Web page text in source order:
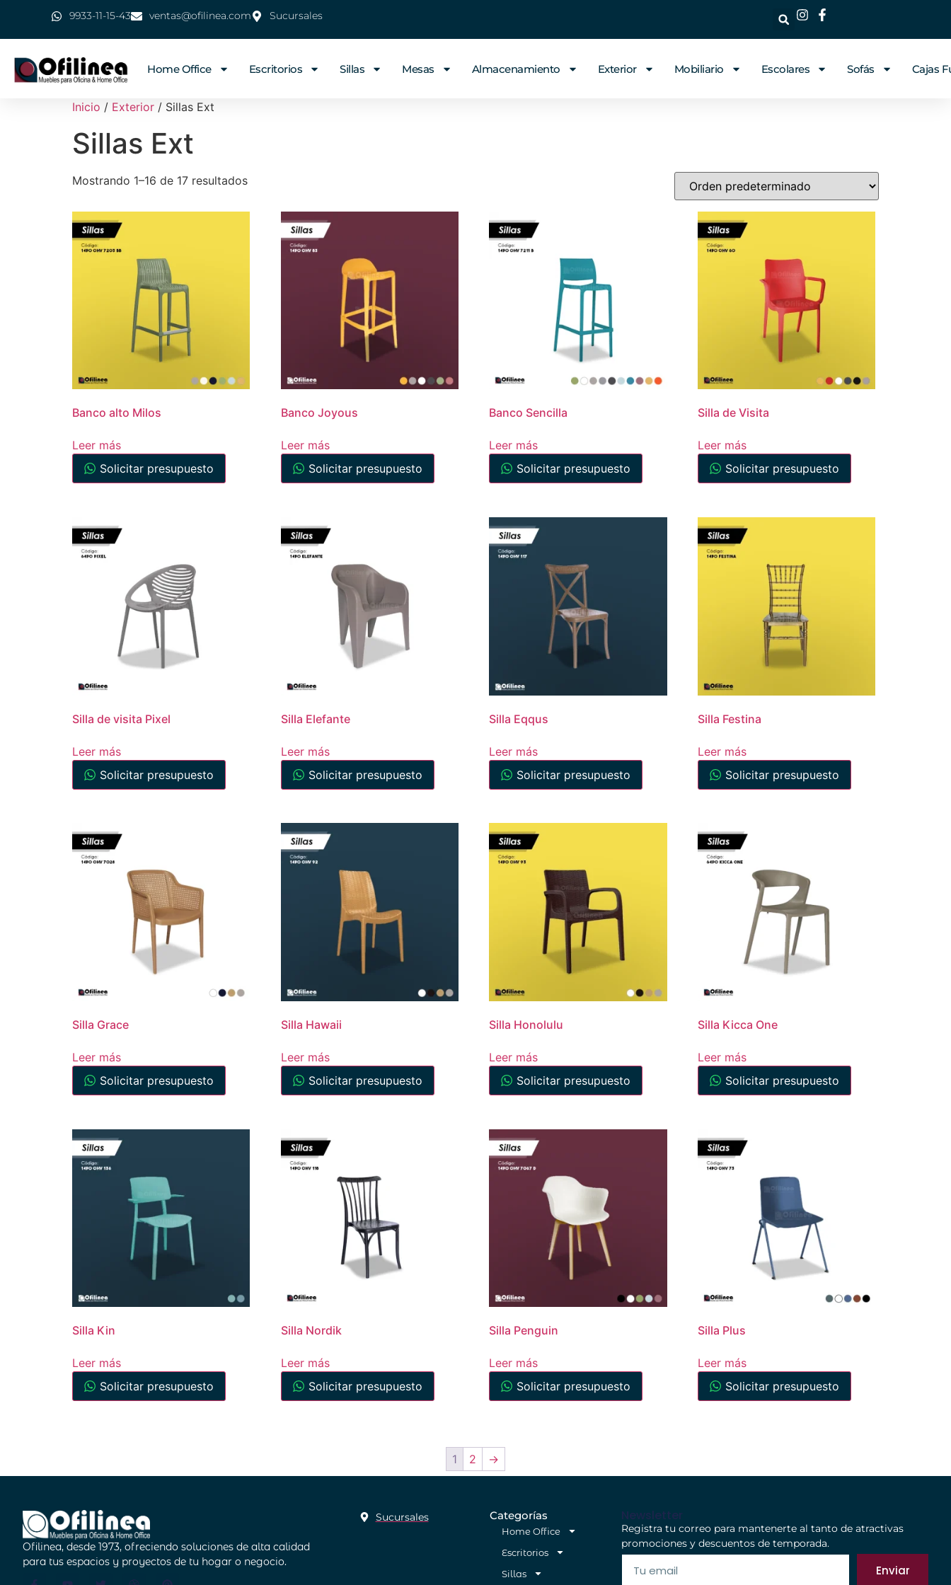
9933-11-15-43 ventas@ofilinea.com Sucursales
Home Office Escritorios Sillas Mesas Almacenamiento Exterior Mobiliario Escolares Sofás Cajas
Inicio / Exterior / Sillas Ext
Sillas Ext
Mostrando 1–16 de 17 resultados
Banco alto Milos
Leer más
Solicitar presupuesto
Banco Joyous
Leer más
Solicitar presupuesto
Banco Sencilla
Leer más
Solicitar presupuesto
Silla de Visita
Leer más
Solicitar presupuesto
Silla de visita Pixel
Leer más
Solicitar presupuesto
Silla Elefante
Leer más
Solicitar presupuesto
Silla Eqqus
Leer más
Solicitar presupuesto
Silla Festina
Leer más
Solicitar presupuesto
Silla Grace
Leer más
Solicitar presupuesto
Silla Hawaii
Leer más
Solicitar presupuesto
Silla Honolulu
Leer más
Solicitar presupuesto
Silla Kicca One
Leer más
Solicitar presupuesto
Silla Kin
Leer más
Solicitar presupuesto
Silla Nordik
Leer más
Solicitar presupuesto
Silla Penguin
Leer más
Solicitar presupuesto
Silla Plus
Leer más
Solicitar presupuesto
1 2 →
Ofilinea, desde 1973, ofreciendo soluciones de alta calidad
para tus espacios y proyectos de tu hogar o negocio.
Sucursales Categorías
Home Office
Escritorios
Sillas
Newsletter
Registra tu correo para mantenerte al tanto de atractivas
promociones y descuentos de temporada.
Enviar